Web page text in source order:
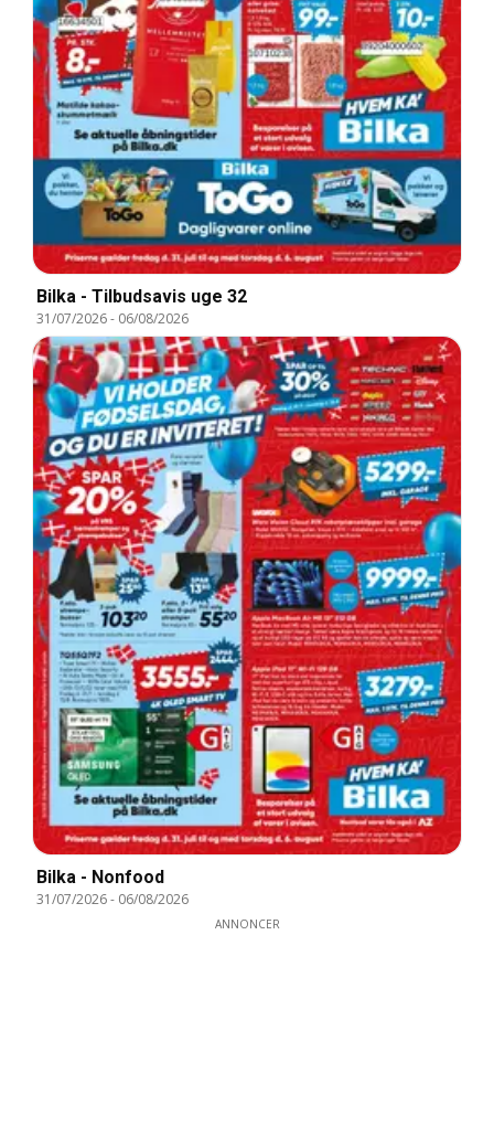
Bilka - Tilbudsavis uge 32
31/07/2026- 06/08/2026
Bilka - Nonfood
31/07/2026- 06/08/2026
ANNONCER